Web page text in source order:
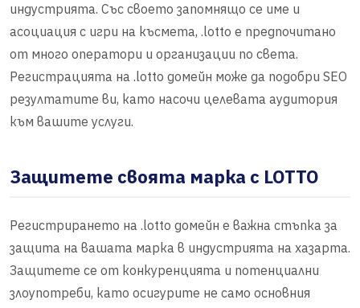
индустрията. Със своето запомнящо се име и
асоциация с игри на късмета, .lotto е предпочитано
от много оператори и организации по света.
Регистрацията на .lotto домейн може да подобри SEO
резултатите ви, като насочи целевата аудитория
към вашите услуги.
Защитете своята марка с LOTTO
Регистрирането на .lotto домейн е важна стъпка за
защита на вашата марка в индустрията на хазарта.
Защитете се от конкуренцията и потенциални
злоупотреби, като осигурите не само основния